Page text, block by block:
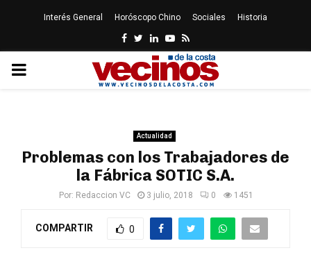
Interés General Horóscopo Chino Sociales Historia
Facebook
Twitter
LinkedinYoutube
Rss
PRIMARY
Actualidad
Problemas con los Trabajadores de
la Fábrica SOTIC S.A.
Por: Redaccion VC 3 julio, 2018 0 1451
COMPARTIR 0